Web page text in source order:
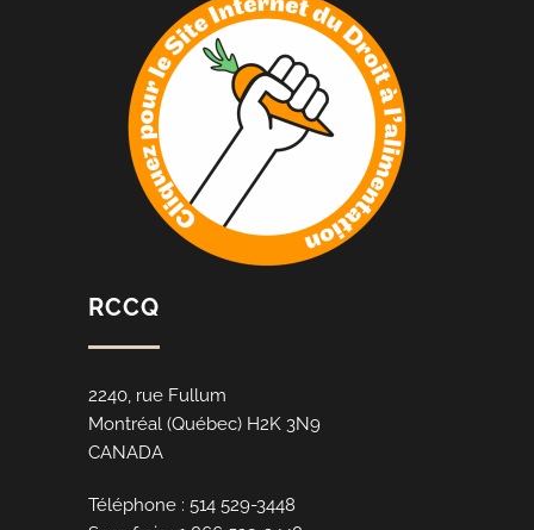
RCCQ
2240, rue Fullum
Montréal (Québec) H2K 3N9
CANADA
Téléphone : 514 529-3448